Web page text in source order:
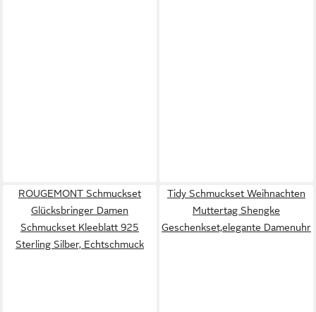
ROUGEMONT Schmuckset
Glücksbringer Damen
Schmuckset Kleeblatt 925
Sterling Silber, Echtschmuck
Tidy Schmuckset Weihnachten
Muttertag Shengke
Geschenkset,elegante Damenuhr